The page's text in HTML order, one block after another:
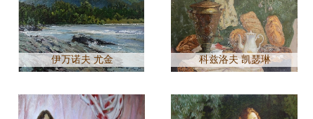
伊万诺夫 尤金 科兹洛夫 凯瑟琳